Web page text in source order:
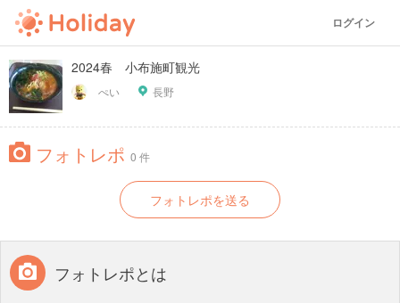
ログイン
2024春 小布施町観光
ぺい 長野
フォトレポ 0 件
フォトレポを送る
フォトレポとは